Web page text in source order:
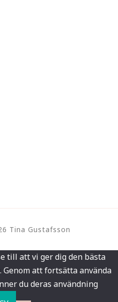
Tina Gustafsson
till att vi ger dig den bästa
Genom att fortsätta använda
du deras användning